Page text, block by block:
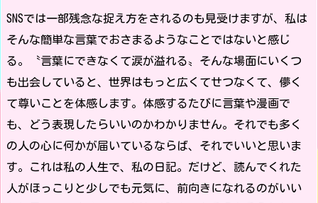
SNSでは一部残念な捉え方をされるのも見受けますが、私は
そんな簡単な言葉でおさまるようなことではないと感じ
る。〝言葉にできなくて涙が溢れる〟そんな場面にいくつ
も出会していると、世界はもっと広くてせつなくて、儚く
て尊いことを体感します。体感するたびに言葉や漫画で
も、どう表現したらいいのかわかりません。それでも多く
の人の心に何かが届いているならば、それでいいと思いま
す。これは私の人生で、私の日記。だけど、読んでくれた
人がほっこりと少しでも元気に、前向きになれるのがいい